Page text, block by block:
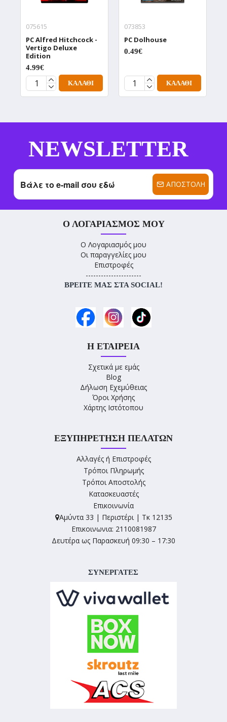
075615
PC Alfred Hitchcock -
Vertigo Deluxe
Edition
4.99€
ΚΑΛΆΘΙ
073853
PC Dolhouse
0.49€
ΚΑΛΆΘΙ
NEWSLETTER
ΑΠΟΣΤΟΛΉ
Ο ΛΟΓΑΡΙΑΣΜΌΣ ΜΟΥ
Ο Λογαριασμός μου
Οι παραγγελίες μου
Επιστροφές
----------------------
ΒΡΕΊΤΕ ΜΑΣ ΣΤΑ SOCIAL!
Η ΕΤΑΙΡΕΊΑ
Σχετικά με εμάς
Blog
Δήλωση Εχεμύθειας
Όροι Χρήσης
Χάρτης Ιστότοπου
ΕΞΥΠΗΡΈΤΗΣΗ ΠΕΛΑΤΏΝ
Αλλαγές ή Επιστροφές
Τρόποι Πληρωμής
Τρόποι Αποστολής
Κατασκευαστές
Επικοινωνία
Αμύντα 33 | Περιστέρι | Τκ 12135
Επικοινωνια: 2110081987
Δευτέρα ως Παρασκευή 09:30 – 17:30
ΣΥΝΕΡΓΑΤΕΣ